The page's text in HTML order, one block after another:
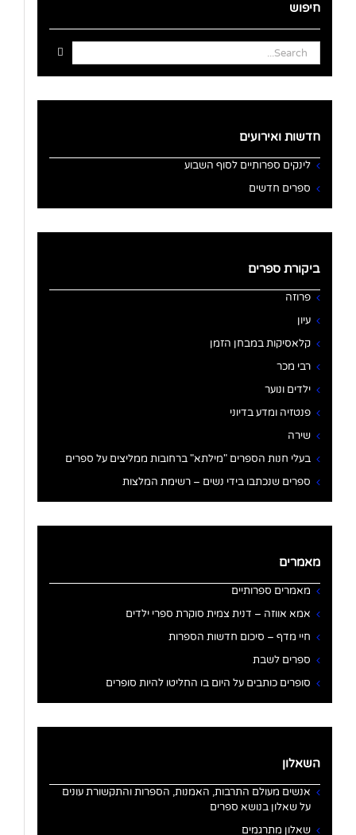
חיפוש
Search
for:
חדשות ואירועים
לינקים ספרותיים לסוף השבוע
ספרים חדשים
ביקורת ספרים
פרוזה
עיון
קלאסיקות במבחן הזמן
רבי מכר
ילדים ונוער
פנטזיה ומדע בדיוני
שירה
בעלי חנות הספרים "מילתא" ברחובות ממליצים על ספרים
ספרים שנכתבו בידי נשים – רשימת המלצות
מאמרים
מאמרים ספרותיים
אמא אווזה – דנית צמית סוקרת ספרי ילדים
חיי מדף – סיכום חדשות הספרות
ספרים לשבת
סופרים כותבים על היום בו החליטו להיות סופרים
השאלון
אנשים מעולם התרבות, האמנות, הספרות והתקשורת עונים
על שאלון בנושא ספרים
שאלון מתרגמים